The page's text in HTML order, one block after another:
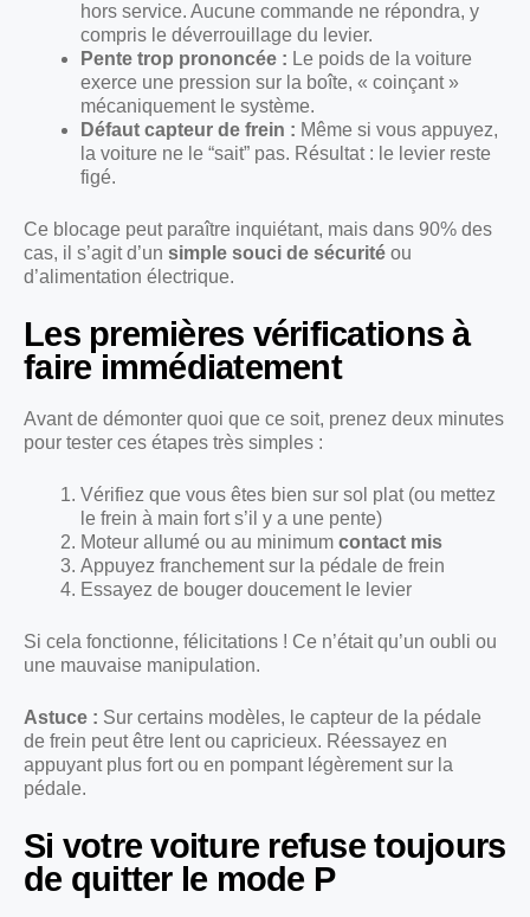
hors service. Aucune commande ne répondra, y
compris le déverrouillage du levier.
Pente trop prononcée : Le poids de la voiture
exerce une pression sur la boîte, « coinçant »
mécaniquement le système.
Défaut capteur de frein : Même si vous appuyez,
la voiture ne le “sait” pas. Résultat : le levier reste
figé.
Ce blocage peut paraître inquiétant, mais dans 90% des
cas, il s’agit d’un simple souci de sécurité ou
d’alimentation électrique.
Les premières vérifications à
faire immédiatement
Avant de démonter quoi que ce soit, prenez deux minutes
pour tester ces étapes très simples :
Vérifiez que vous êtes bien sur sol plat (ou mettez
le frein à main fort s’il y a une pente)
Moteur allumé ou au minimum contact mis
Appuyez franchement sur la pédale de frein
Essayez de bouger doucement le levier
Si cela fonctionne, félicitations ! Ce n’était qu’un oubli ou
une mauvaise manipulation.
Astuce : Sur certains modèles, le capteur de la pédale
de frein peut être lent ou capricieux. Réessayez en
appuyant plus fort ou en pompant légèrement sur la
pédale.
Si votre voiture refuse toujours
de quitter le mode P